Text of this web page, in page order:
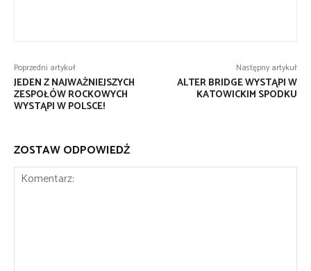
Poprzedni artykuł
JEDEN Z NAJWAŻNIEJSZYCH
ZESPOŁÓW ROCKOWYCH
WYSTĄPI W POLSCE!
Następny artykuł
ALTER BRIDGE WYSTĄPI W
KATOWICKIM SPODKU
ZOSTAW ODPOWIEDŹ